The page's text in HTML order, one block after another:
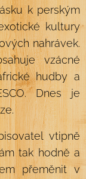
k perským
kultury
nahrávek.
vzácné
hudby a
Dnes je
vtipně
tak hodně a
přeměnit v